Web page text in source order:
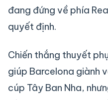
đang đứng về phía
quyết định.
Chiến thắng thuyết
giúp Barcelona giành
cúp Tây Ban Nha,